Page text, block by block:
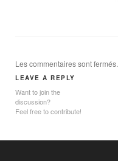
Les commentaires sont fermés.
LEAVE A REPLY
Want to join the
discussion?
Feel free to contribute!